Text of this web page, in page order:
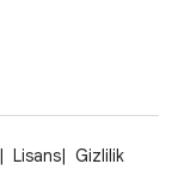
Lisans
Gizlilik